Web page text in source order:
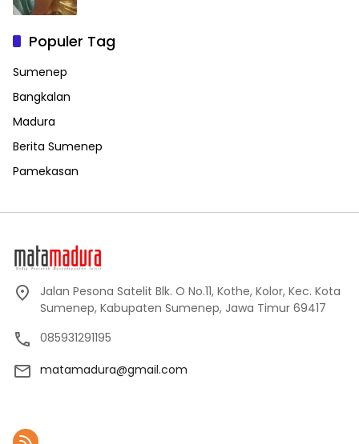
Populer Tag
Sumenep
Bangkalan
Madura
Berita Sumenep
Pamekasan
Jalan Pesona Satelit Blk. O No.11, Kothe, Kolor, Kec. Kota
Sumenep, Kabupaten Sumenep, Jawa Timur 69417
085931291195
matamadura@gmail.com